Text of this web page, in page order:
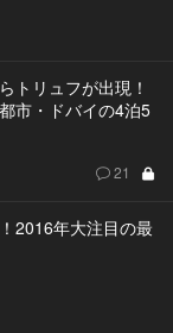
トリュフが出現！
市・ドバイの4泊5
21
2016年大注目の最